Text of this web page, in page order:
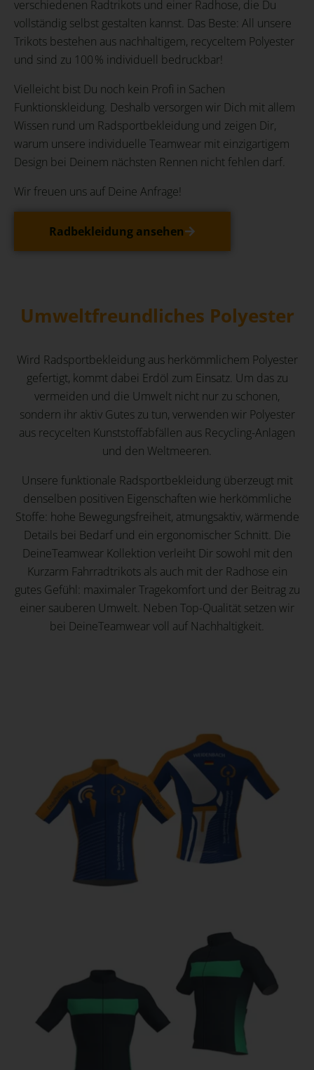
verschiedenen Radtrikots und einer Radhose, die Du
vollständig selbst gestalten kannst. Das Beste: All unsere
Trikots bestehen aus nachhaltigem, recyceltem Polyester
und sind zu 100 % individuell bedruckbar!
Vielleicht bist Du noch kein Profi in Sachen
Funktionskleidung. Deshalb versorgen wir Dich mit allem
Wissen rund um Radsportbekleidung und zeigen Dir,
warum unsere individuelle Teamwear mit einzigartigem
Design bei Deinem nächsten Rennen nicht fehlen darf.
Wir freuen uns auf Deine Anfrage!
Radbekleidung ansehen
Umweltfreundliches Polyester
Wird Radsportbekleidung aus herkömmlichem Polyester
gefertigt, kommt dabei Erdöl zum Einsatz. Um das zu
vermeiden und die Umwelt nicht nur zu schonen,
sondern ihr aktiv Gutes zu tun, verwenden wir Polyester
aus recycelten Kunststoffabfällen aus Recycling-Anlagen
und den Weltmeeren.
Unsere funktionale Radsportbekleidung überzeugt mit
denselben positiven Eigenschaften wie herkömmliche
Stoffe: hohe Bewegungsfreiheit, atmungsaktiv, wärmende
Details bei Bedarf und ein ergonomischer Schnitt. Die
DeineTeamwear Kollektion verleiht Dir sowohl mit den
Kurzarm Fahrradtrikots als auch mit der Radhose ein
gutes Gefühl: maximaler Tragekomfort und der Beitrag zu
einer sauberen Umwelt. Neben Top-Qualität setzen wir
bei DeineTeamwear voll auf Nachhaltigkeit.